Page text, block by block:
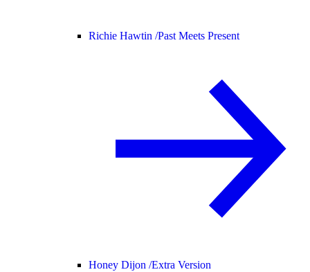
Richie Hawtin /Past Meets Present
Honey Dijon /Extra Version